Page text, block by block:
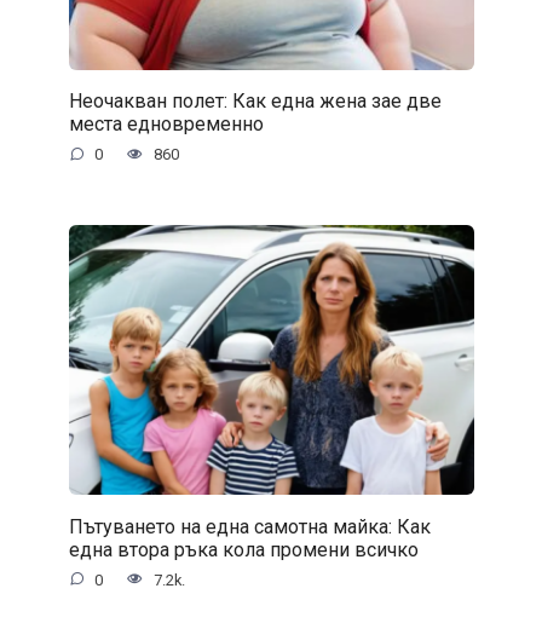
Неочакван полет: Как една жена зае две
места едновременно
0 860
Пътуването на една самотна майка: Как
една втора ръка кола промени всичко
0 7.2k.